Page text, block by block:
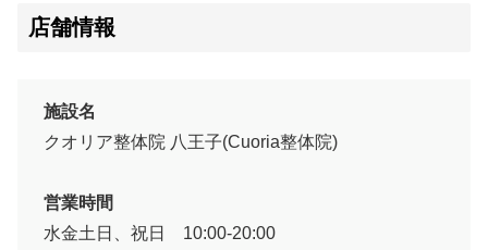
店舗情報
施設名
クオリア整体院 八王子(Cuoria整体院)
営業時間
水金土日、祝日 10:00-20:00